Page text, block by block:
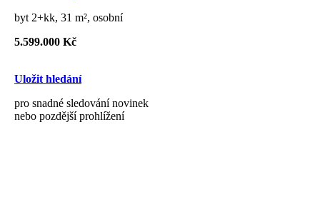
byt 2+kk, 31 m², osobní
5.599.000 Kč
Uložit hledání
pro snadné sledování novinek
nebo pozdější prohlížení